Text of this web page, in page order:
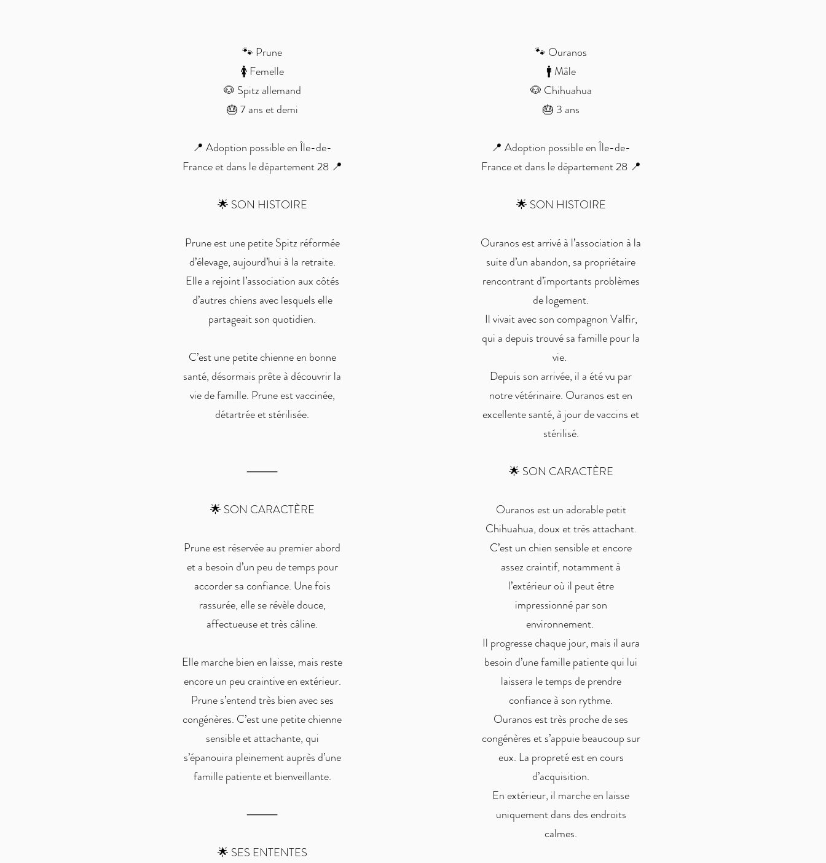
🐾 Prune
🚺 Femelle
🐶 Spitz allemand
🎂 7 ans et demi
📍 Adoption possible en Île-de-
France et dans le département 28 📍
🌟 SON HISTOIRE
Prune est une petite Spitz réformée
d’élevage, aujourd’hui à la retraite.
Elle a rejoint l’association aux côtés
d’autres chiens avec lesquels elle
partageait son quotidien.
C’est une petite chienne en bonne
santé, désormais prête à découvrir la
vie de famille. Prune est vaccinée,
détartrée et stérilisée.
⸻
🌟 SON CARACTÈRE
Prune est réservée au premier abord
et a besoin d’un peu de temps pour
accorder sa confiance. Une fois
rassurée, elle se révèle douce,
affectueuse et très câline.
Elle marche bien en laisse, mais reste
encore un peu craintive en extérieur.
Prune s’entend très bien avec ses
congénères. C’est une petite chienne
sensible et attachante, qui
s’épanouira pleinement auprès d’une
famille patiente et bienveillante.
⸻
🌟 SES ENTENTES
🐾 Ouranos
🚹 Mâle
🐶 Chihuahua
🎂 3 ans
📍 Adoption possible en Île-de-
France et dans le département 28 📍
🌟 SON HISTOIRE
Ouranos est arrivé à l’association à la
suite d’un abandon, sa propriétaire
rencontrant d’importants problèmes
de logement.
Il vivait avec son compagnon Valfir,
qui a depuis trouvé sa famille pour la
vie.
Depuis son arrivée, il a été vu par
notre vétérinaire. Ouranos est en
excellente santé, à jour de vaccins et
stérilisé.
🌟 SON CARACTÈRE
Ouranos est un adorable petit
Chihuahua, doux et très attachant.
C’est un chien sensible et encore
assez craintif, notamment à
l’extérieur où il peut être
impressionné par son
environnement.
Il progresse chaque jour, mais il aura
besoin d’une famille patiente qui lui
laissera le temps de prendre
confiance à son rythme.
Ouranos est très proche de ses
congénères et s’appuie beaucoup sur
eux. La propreté est en cours
d’acquisition.
En extérieur, il marche en laisse
uniquement dans des endroits
calmes.